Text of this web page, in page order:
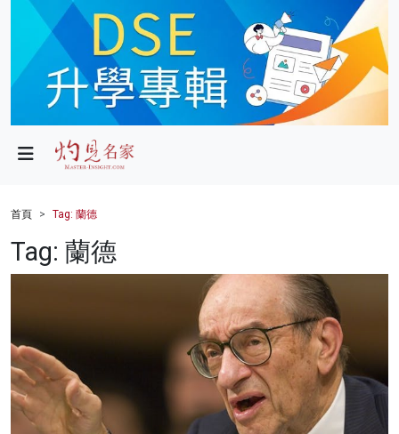
政局
財經
健康
科技
影片
名家榜
首頁 Tag: 蘭德
Tag: 蘭德